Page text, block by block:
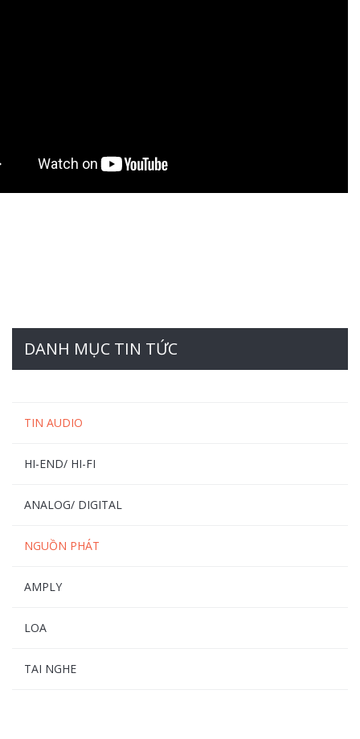
DANH MỤC TIN TỨC
TIN AUDIO
HI-END/ HI-FI
ANALOG/ DIGITAL
NGUỒN PHÁT
AMPLY
LOA
TAI NGHE